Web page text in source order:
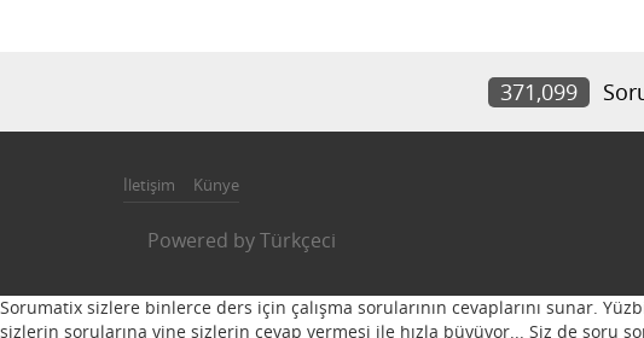
371,099
İletişim Künye
Powered byTürkçeci
Sorumatix sizlere binlerce ders için çalışma sorularının cevaplarını sunar.
sizlerin sorularına yine sizlerin cevap vermesi ile hızla büyüyor... Siz de soru